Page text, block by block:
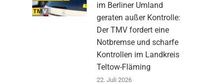
im Berliner Umland
geraten außer Kontrolle:
Der TMV fordert eine
Notbremse und scharfe
Kontrollen im Landkreis
Teltow-Fläming
22. Juli 2026